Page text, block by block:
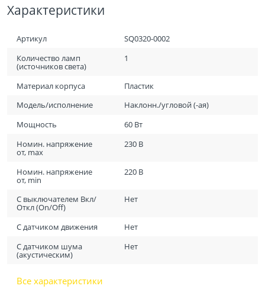
Характеристики
Артикул
SQ0320-0002
Количество ламп
(источников света)
1
Материал корпуса
Пластик
Модель/исполнение
Наклонн./угловой (-ая)
Мощность
60 Вт
Номин. напряжение
от, max
230 В
Номин. напряжение
от, min
220 В
С выключателем Вкл/
Откл (On/Off)
Нет
С датчиком движения
Нет
С датчиком шума
(акустическим)
Нет
Все характеристики